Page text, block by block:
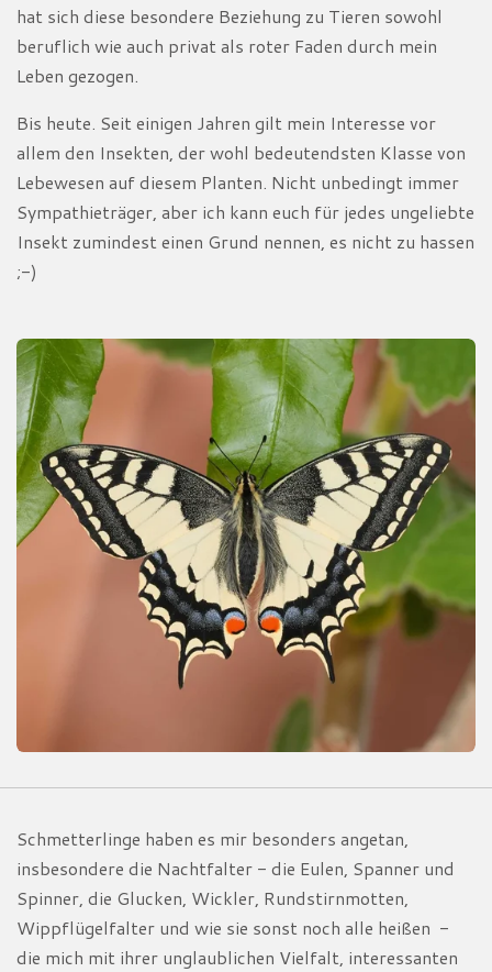
hat sich diese besondere Beziehung zu Tieren sowohl
beruflich wie auch privat als roter Faden durch mein
Leben gezogen.
Bis heute. Seit einigen Jahren gilt mein Interesse vor
allem den Insekten, der wohl bedeutendsten Klasse von
Lebewesen auf diesem Planten. Nicht unbedingt immer
Sympathieträger, aber ich kann euch für jedes ungeliebte
Insekt zumindest einen Grund nennen, es nicht zu hassen
;-)
Schmetterlinge haben es mir besonders angetan,
insbesondere die Nachtfalter - die Eulen, Spanner und
Spinner, die Glucken, Wickler, Rundstirnmotten,
Wippflügelfalter und wie sie sonst noch alle heißen -
die mich mit ihrer unglaublichen Vielfalt, interessanten